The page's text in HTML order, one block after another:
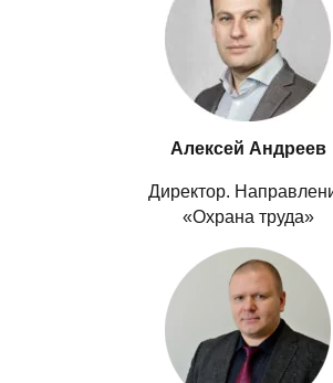
Алексей Андреев
Директор.
«Охрана труда»